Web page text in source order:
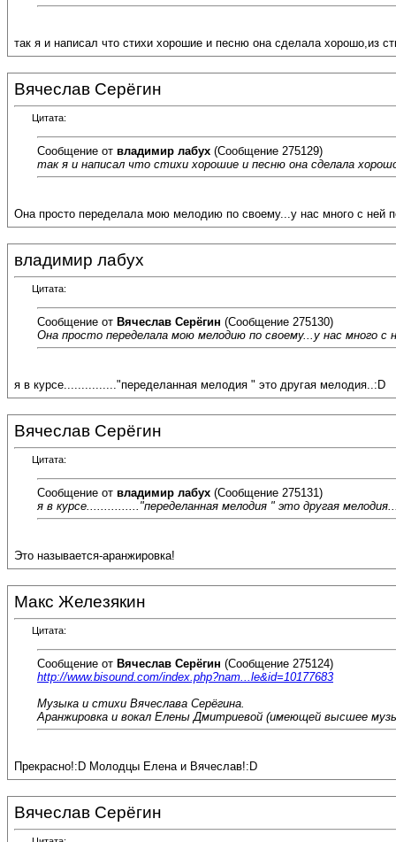
так я и написал что стихи хорошие и песню она сделала хорошо,из
Вячеслав Серёгин
Цитата:
Сообщение от владимир лабух (Сообщение 275129)
так я и написал что стихи хорошие и песню она сделала
Она просто переделала мою мелодию по своему...у нас много с ней
владимир лабух
Цитата:
Сообщение от Вячеслав Серёгин (Сообщение 275130)
Она просто переделала мою мелодию по своему...у нас много с
я в курсе..............."переделанная мелодия " это другая мелодия..:D
Вячеслав Серёгин
Цитата:
Сообщение от владимир лабух (Сообщение 275131)
я в курсе..............."переделанная мелодия " это другая
Это называется-аранжировка!
Макс Железякин
Цитата:
Сообщение от Вячеслав Серёгин (Сообщение 275124)
http://www.bisound.com/index.php?nam...le&id=10177683
Музыка и стихи Вячеслава Серёгина.
Аранжировка и вокал Елены Дмитриевой (имеющей высшее
Прекрасно!:D Молодцы Елена и Вячеслав!:D
Вячеслав Серёгин